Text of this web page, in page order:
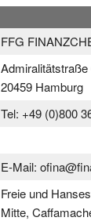
FFG
Admiralitätstraße
20459 Hamburg
Tel: +49 (0)800
E-Mail:
Freie und
Mitte,